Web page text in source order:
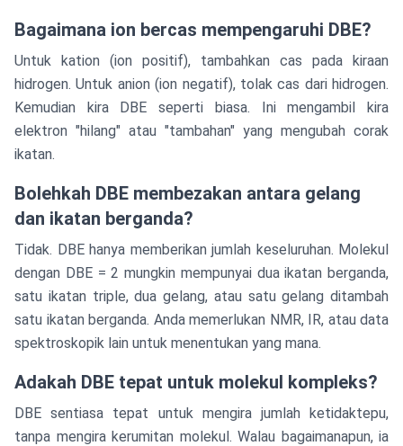
Bagaimana ion bercas mempengaruhi DBE?
Untuk kation (ion positif), tambahkan cas pada kiraan
hidrogen. Untuk anion (ion negatif), tolak cas dari hidrogen.
Kemudian kira DBE seperti biasa. Ini mengambil kira
elektron "hilang" atau "tambahan" yang mengubah corak
ikatan.
Bolehkah DBE membezakan antara gelang
dan ikatan berganda?
Tidak. DBE hanya memberikan jumlah keseluruhan. Molekul
dengan DBE = 2 mungkin mempunyai dua ikatan berganda,
satu ikatan triple, dua gelang, atau satu gelang ditambah
satu ikatan berganda. Anda memerlukan NMR, IR, atau data
spektroskopik lain untuk menentukan yang mana.
Adakah DBE tepat untuk molekul kompleks?
DBE sentiasa tepat untuk mengira jumlah ketidaktepu,
tanpa mengira kerumitan molekul. Walau bagaimanapun, ia